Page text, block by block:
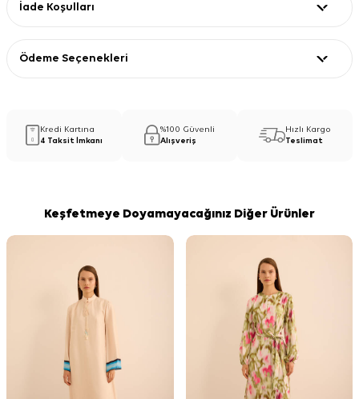
İade Koşulları
Ödeme Seçenekleri
Kredi Kartına
4 Taksit İmkanı
%100 Güvenli
Alışveriş
Hızlı Kargo
Teslimat
Keşfetmeye Doyamayacağınız Diğer Ürünler